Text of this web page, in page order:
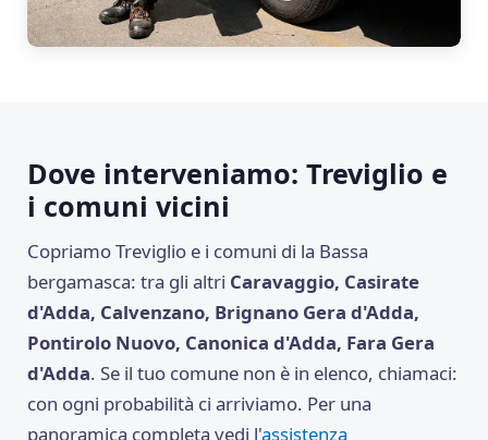
Dove interveniamo: Treviglio e
i comuni vicini
Copriamo Treviglio e i comuni di la Bassa
bergamasca: tra gli altri Caravaggio, Casirate
d'Adda, Calvenzano, Brignano Gera d'Adda,
Pontirolo Nuovo, Canonica d'Adda, Fara Gera
d'Adda. Se il tuo comune non è in elenco, chiamaci:
con ogni probabilità ci arriviamo. Per una
panoramica completa vedi l'assistenza